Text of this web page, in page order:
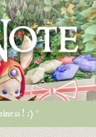
! :) *